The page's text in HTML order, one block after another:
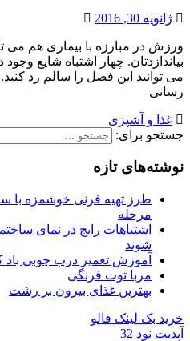
ژانویه 30, 2016
ورزش در مبارزه با بیماری هم می
بیاندازدتان. چهار اشتباه شایع وجود
می توانید این فصل را سالم رد
رسانی
غذا و آشپزی
جستجو برای:
نوشته‌های تازه
طرز تهیه فرنی خوشمزه با
مرحله
اشتباهات رایج در نمای
شوند
آموزش تعمیر درب چوبی باد
مربا توت فرنگی
بهترین غذای بیرون بر رشت
خرید بک لینک فالو
آپدیت نود 32